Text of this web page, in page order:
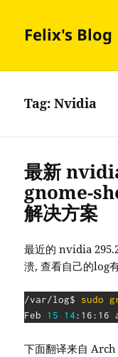
Felix's Blog
Tag:Nvidia
最新
gnome-
解决方案
最近的 nvidia
溃, 查看自己的log
/var/log$ sudo
Feb 15 14:16:16
下面翻译来自